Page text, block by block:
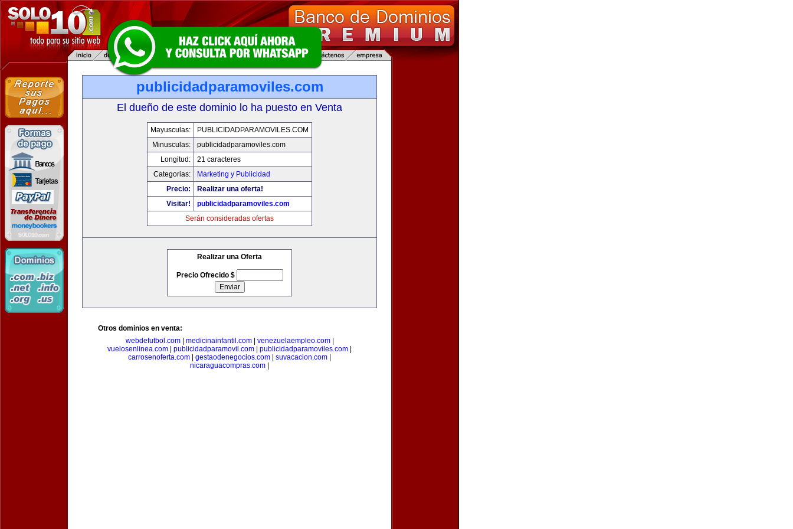
publicidadparamoviles.com
El dueño de este dominio lo ha puesto en Venta
Mayusculas:
PUBLICIDADPARAMOVILES.COM
Minusculas:
publicidadparamoviles.com
Longitud:
21 caracteres
Categorias:
Marketing y Publicidad
Precio:
Realizar una oferta!
Visitar!
publicidadparamoviles.com
Serán consideradas ofertas
Realizar una Oferta
Precio Ofrecido $
Otros dominios en venta:
webdefutbol.com| medicinainfantil.com| venezuelaempleo.com|
vuelosenlinea.com
publicidadparamovil.com publicidadparamoviles.com
carrosenoferta.com
gestaodenegocios.com suvacacion.com
nicaraguacompras.com